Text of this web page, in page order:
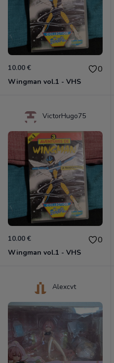
10.00 € 0
Wingman vol.1 - VHS
VictorHugo75
10.00 € 0
Wingman vol.1 - VHS
Alexcvt